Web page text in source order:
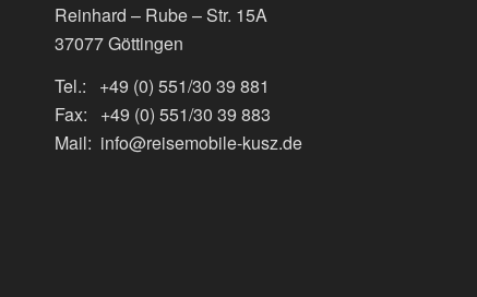
Reinhard – Rube – Str. 15A
37077 Göttingen
Tel.: +49 (0) 551/30 39 881
Fax: +49 (0) 551/30 39 883
Mail: info@reisemobile-kusz.de